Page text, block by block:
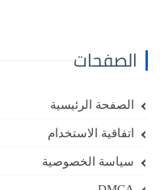
الصفحات
الصفحة الرئيسية
اتفاقية الاستخدام
سياسة الخصوصية